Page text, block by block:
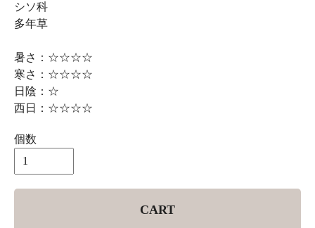
シソ科
多年草
暑さ：☆☆☆☆
寒さ：☆☆☆☆
日陰：☆
西日：☆☆☆☆
個数
CART